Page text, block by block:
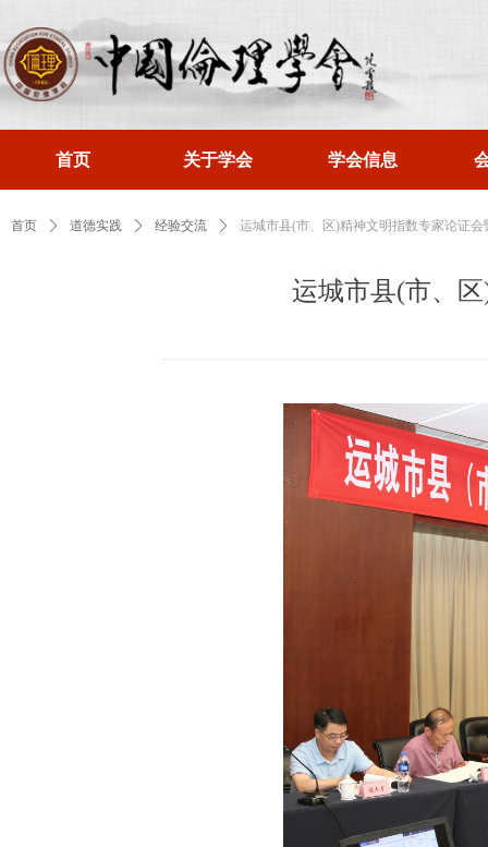
首页 关于学会 学会信息
运城市县(市、
首页 ꄲ 道德实践 ꄲ 经验交流 ꄲ 运城市县(市、区)精神文明指数专家论证